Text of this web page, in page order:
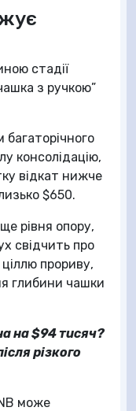
стадії
з ручкою”
консолідацію,
відкат нижче
$650.
рівня опору,
свідчить про
прориву,
глибини чашки
на $94 тисяч?
різкого
може